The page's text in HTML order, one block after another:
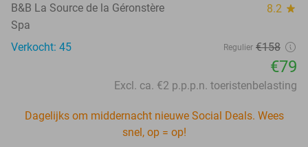
B&B La Source de la Géronstère 8.2 star
Spa
Verkocht: 45
Regulier €158
€79
Excl. ca. €2 p.p.p.n. toeristenbelasting
Dagelijks om middernacht nieuwe Social Deals. Wees
snel, op = op!